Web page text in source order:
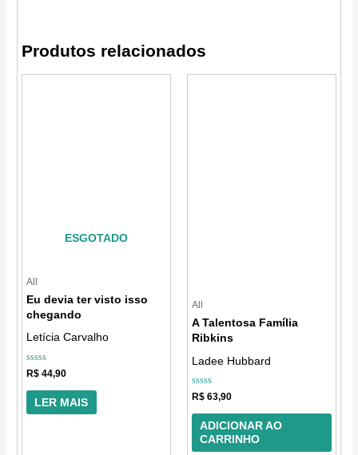
Produtos relacionados
ESGOTADO
All
Eu devia ter visto isso
chegando
Letícia Carvalho
Avaliação
0
de
R$ 44,90
LER MAIS
All
A Talentosa Família
Ribkins
Ladee Hubbard
Avaliação
0
de
R$ 63,90
ADICIONAR AO
CARRINHO